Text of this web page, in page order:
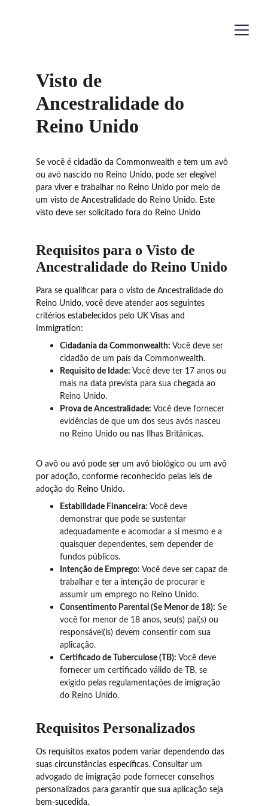
Visto de
Ancestralidade do
Reino Unido
Se você é cidadão da Commonwealth e tem um avô
ou avó nascido no Reino Unido, pode ser elegível
para viver e trabalhar no Reino Unido por meio de
um visto de Ancestralidade do Reino Unido. Este
visto deve ser solicitado fora do Reino Unido
Requisitos para o Visto de
Ancestralidade do Reino Unido
Para se qualificar para o visto de Ancestralidade do
Reino Unido, você deve atender aos seguintes
critérios estabelecidos pelo UK Visas and
Immigration:
Cidadania da Commonwealth: Você deve ser
cidadão de um país da Commonwealth.
Requisito de Idade: Você deve ter 17 anos ou
mais na data prevista para sua chegada ao
Reino Unido.
Prova de Ancestralidade: Você deve fornecer
evidências de que um dos seus avós nasceu
no Reino Unido ou nas Ilhas Britânicas.
O avô ou avó pode ser um avô biológico ou um avô
por adoção, conforme reconhecido pelas leis de
adoção do Reino Unido.
Estabilidade Financeira: Você deve
demonstrar que pode se sustentar
adequadamente e acomodar a si mesmo e a
quaisquer dependentes, sem depender de
fundos públicos.
Intenção de Emprego: Você deve ser capaz de
trabalhar e ter a intenção de procurar e
assumir um emprego no Reino Unido.
Consentimento Parental (Se Menor de 18): Se
você for menor de 18 anos, seu(s) pai(s) ou
responsável(is) devem consentir com sua
aplicação.
Certificado de Tuberculose (TB): Você deve
fornecer um certificado válido de TB, se
exigido pelas regulamentações de imigração
do Reino Unido.
Requisitos Personalizados
Os requisitos exatos podem variar dependendo das
suas circunstâncias específicas. Consultar um
advogado de imigração pode fornecer conselhos
personalizados para garantir que sua aplicação seja
bem-sucedida.